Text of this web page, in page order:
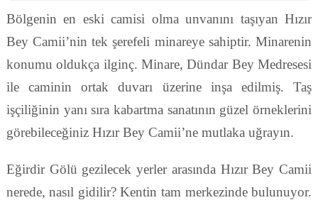
Bölgenin en eski camisi olma unvanını taşıyan Hızır
Bey Camii’nin tek şerefeli minareye sahiptir. Minarenin
konumu oldukça ilginç. Minare, Dündar Bey Medresesi
ile caminin ortak duvarı üzerine inşa edilmiş. Taş
işçiliğinin yanı sıra kabartma sanatının güzel örneklerini
görebileceğiniz Hızır Bey Camii’ne mutlaka uğrayın.
Eğirdir Gölü gezilecek yerler arasında Hızır Bey Camii
nerede, nasıl gidilir? Kentin tam merkezinde bulunuyor.